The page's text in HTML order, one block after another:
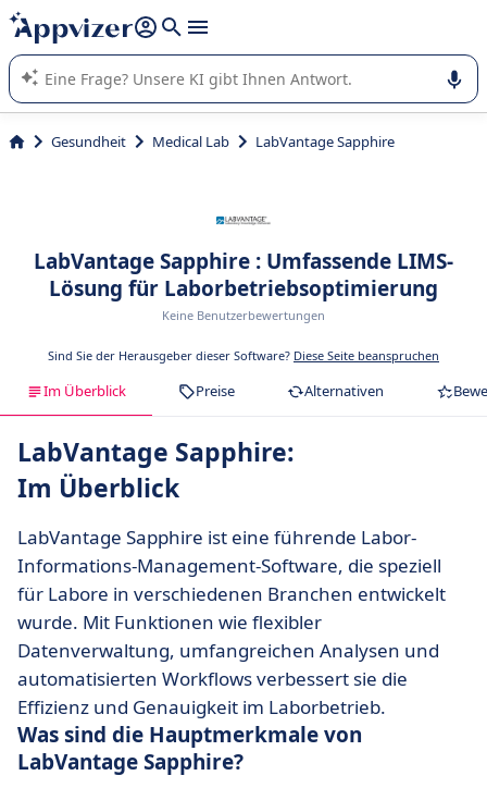
beantworten (mehrere Zeilen mit
Die KI von Appvizer führt Sie bei der Nutzung oder Auswahl
von SaaS-Software in Unternehmen.
Gesundheit Medical Lab LabVantage Sapphire
LabVantage Sapphire : Umfassende LIMS-
Lösung für Laborbetriebsoptimierung
Keine Benutzerbewertungen
Sind Sie der Herausgeber dieser Software? Diese Seite beanspruchen
Im Überblick Preise Alternativen
LabVantage Sapphire:
Im Überblick
LabVantage Sapphire ist eine führende Labor-
Informations-Management-Software, die speziell
für Labore in verschiedenen Branchen entwickelt
wurde. Mit Funktionen wie flexibler
Datenverwaltung, umfangreichen Analysen und
automatisierten Workflows verbessert sie die
Effizienz und Genauigkeit im Laborbetrieb.
Was sind die Hauptmerkmale von
LabVantage Sapphire?